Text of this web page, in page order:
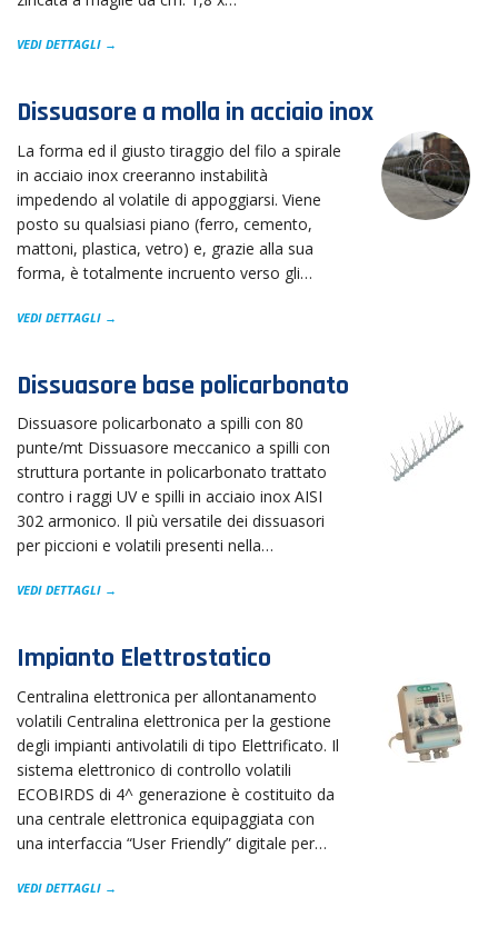
VEDI DETTAGLI →
Dissuasore a molla in acciaio inox
La forma ed il giusto tiraggio del filo a spirale
in acciaio inox creeranno instabilità
impedendo al volatile di appoggiarsi. Viene
posto su qualsiasi piano (ferro, cemento,
mattoni, plastica, vetro) e, grazie alla sua
forma, è totalmente incruento verso gli…
VEDI DETTAGLI →
Dissuasore base policarbonato
Dissuasore policarbonato a spilli con 80
punte/mt Dissuasore meccanico a spilli con
struttura portante in policarbonato trattato
contro i raggi UV e spilli in acciaio inox AISI
302 armonico. Il più versatile dei dissuasori
per piccioni e volatili presenti nella…
VEDI DETTAGLI →
Impianto Elettrostatico
Centralina elettronica per allontanamento
volatili Centralina elettronica per la gestione
degli impianti antivolatili di tipo Elettrificato. Il
sistema elettronico di controllo volatili
ECOBIRDS di 4^ generazione è costituito da
una centrale elettronica equipaggiata con
una interfaccia “User Friendly” digitale per…
VEDI DETTAGLI →